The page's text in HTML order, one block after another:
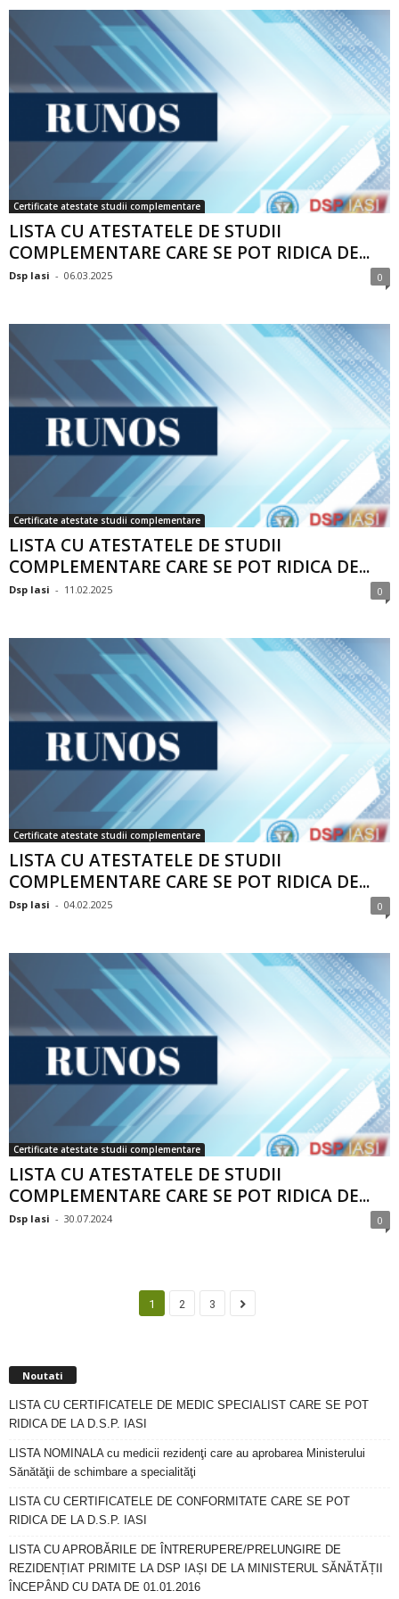
Certificate atestate studii complementare
LISTA CU ATESTATELE DE STUDII
COMPLEMENTARE CARE SE POT RIDICA DE...
Dsp Iasi - 06.03.2025 0
Certificate atestate studii complementare
LISTA CU ATESTATELE DE STUDII
COMPLEMENTARE CARE SE POT RIDICA DE...
Dsp Iasi - 11.02.2025 0
Certificate atestate studii complementare
LISTA CU ATESTATELE DE STUDII
COMPLEMENTARE CARE SE POT RIDICA DE...
Dsp Iasi - 04.02.2025 0
Certificate atestate studii complementare
LISTA CU ATESTATELE DE STUDII
COMPLEMENTARE CARE SE POT RIDICA DE...
Dsp Iasi - 30.07.2024 0
1 2 3
Noutati
LISTA CU CERTIFICATELE DE MEDIC SPECIALIST CARE SE POT
RIDICA DE LA D.S.P. IASI
LISTA NOMINALA cu medicii rezidenţi care au aprobarea Ministerului
Sănătăţii de schimbare a specialităţi
LISTA CU CERTIFICATELE DE CONFORMITATE CARE SE POT
RIDICA DE LA D.S.P. IASI
LISTA CU APROBĂRILE DE ÎNTRERUPERE/PRELUNGIRE DE
REZIDENȚIAT PRIMITE LA DSP IAȘI DE LA MINISTERUL SĂNĂTĂȚII
ÎNCEPÂND CU DATA DE 01.01.2016